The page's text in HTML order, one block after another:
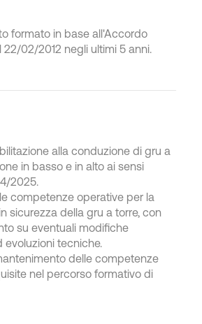
formato in base all'Accordo
02/2012 negli ultimi 5 anni.
alla conduzione di gru a
in basso e in alto ai sensi
2025.
competenze operative per la
sicurezza della gru a torre, con
su eventuali modifiche
evoluzioni tecniche.
delle competenze
nel percorso formativo di